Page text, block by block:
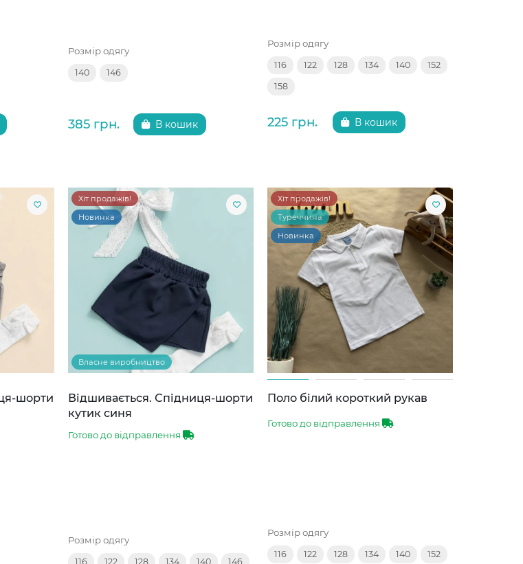
Розмір одягу
140 146
385 грн. В кошик
Розмір одягу
116 122 128 134 140 152
158
225 грн. В кошик
шорти
Хіт продажів!
Новинка
Власне виробництво
Відшивається. Спідниця-шорти
кутик синя
Готово до відправлення
Розмір одягу
116 122 128 134 140 146
Хіт продажів!
Туреччина
Новинка
Поло білий короткий рукав
Готово до відправлення
Розмір одягу
116 122 128 134 140 152